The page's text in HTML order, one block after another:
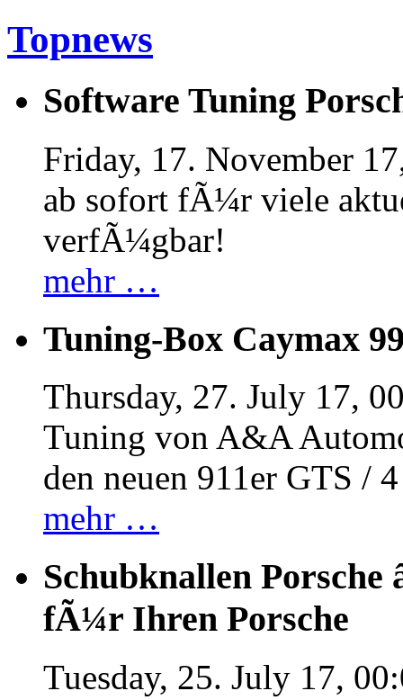
Topnews
Software Tuning
Friday, 17. November
ab sofort fÃ¼r viele
verfÃ¼gbar!
mehr …
Tuning-Box Caymax
Thursday, 27. July 17,
Tuning von A&A
den neuen 911er GTS /
mehr …
Schubknallen Porsche
fÃ¼r Ihren Porsche
Tuesday, 25. July 17,